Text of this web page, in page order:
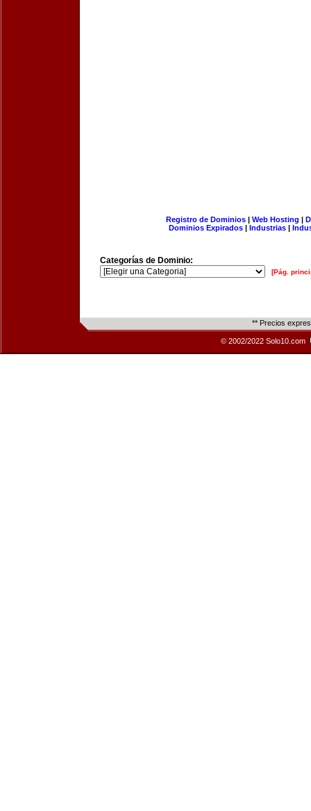
Registro de Dominios| Web Hosting |
Dominios Expirados | Industrias |
Categorías de Dominio:
[Pág.
** Precios
© 2002/2022 Solo10.com